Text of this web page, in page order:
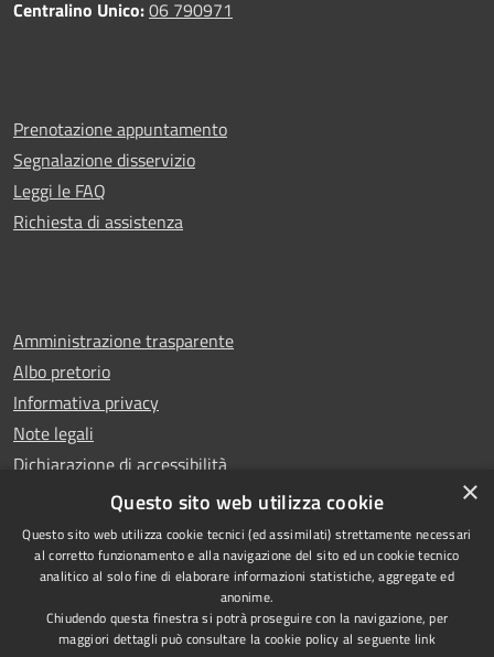
Centralino Unico:06 790971
Prenotazione appuntamento
Segnalazione disservizio
Leggi le FAQ
Richiesta di assistenza
Amministrazione trasparente
Albo pretorio
Informativa privacy
Note legali
Dichiarazione di accessibilità
Whistleblowing
Accessibilità
Copyright © 2024 Città
di Ciampino
×
Questo sito web utilizza cookie
Questo sito web utilizza cookie tecnici (ed assimilati) strettamente necessari
al corretto funzionamento e alla navigazione del sito ed un cookie tecnico
analitico al solo fine di elaborare informazioni statistiche, aggregate ed
anonime.
Chiudendo questa finestra si potrà proseguire con la navigazione, per
maggiori dettagli può consultare la cookie policy al seguente link